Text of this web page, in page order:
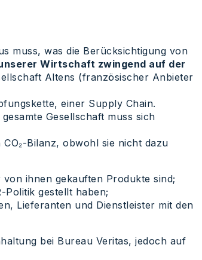
muss, was die Berücksichtigung von
Wirtschaft zwingend auf der
Altens (französischer Anbieter
einer Supply Chain.
gesamte Gesellschaft muss sich
Bilanz, obwohl sie nicht dazu
ihnen gekauften Produkte sind;
Politik gestellt haben;
Lieferanten und Dienstleister mit den
bei Bureau Veritas, jedoch auf